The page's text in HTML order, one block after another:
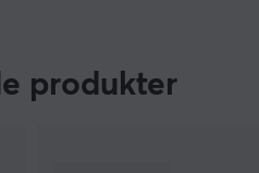
produkter